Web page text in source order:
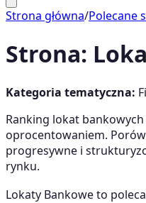
Strona główna/Polecane
Strona:
Kategoria tematyczna:
Ranking lokat
oprocentowaniem.
progresywne i
rynku.
Lokaty Bankoweto